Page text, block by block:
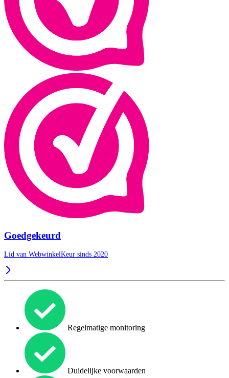
Goedgekeurd
Lid van WebwinkelKeur sinds 2020
Regelmatige monitoring
Duidelijke voorwaarden